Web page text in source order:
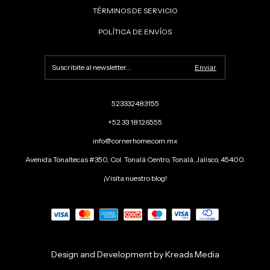
TÉRMINOS DE SERVICIO
POLÍTICA DE ENVÍOS
523332483155
+52 33 18126555
info@cornerhome.com.mx
Avenida Tonaltecas #350, Col. Tonalá Centro, Tonalá, Jalisco, 45400.
¡Visita nuestro blog!
Design and Development by Kreads Media